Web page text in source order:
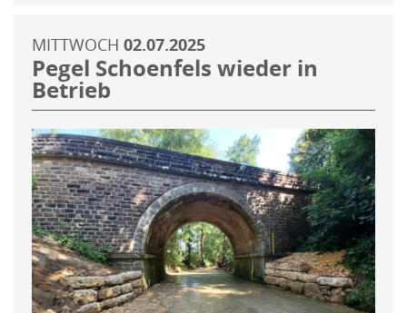
MITTWOCH 02.07.2025
Pegel Schoenfels wieder in
Betrieb